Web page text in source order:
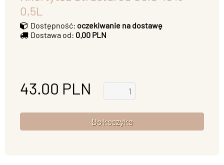
0,5L
Dostępność: oczekiwanie na dostawę
Dostawa od: 0.00 PLN
43.00 PLN